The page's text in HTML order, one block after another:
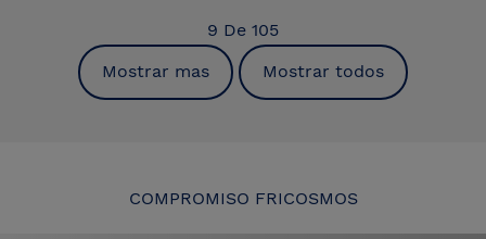
9 De 105
Mostrar mas
Mostrar todos
COMPROMISO FRICOSMOS